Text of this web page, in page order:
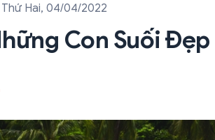
Thứ Hai, 04/04/2022
Con Suối